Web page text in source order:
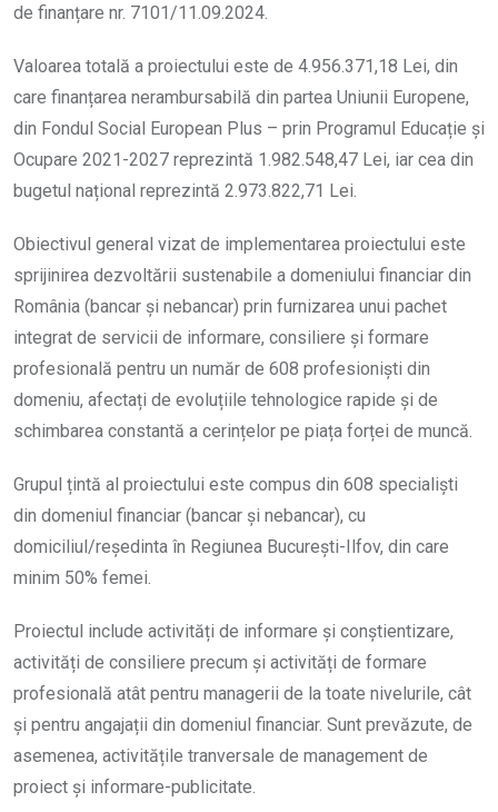
de finanțare nr. 7101/11.09.2024.
Valoarea totală a proiectului este de 4.956.371,18 Lei, din
care finanțarea nerambursabilă din partea Uniunii Europene,
din Fondul Social European Plus – prin Programul Educație și
Ocupare 2021-2027 reprezintă 1.982.548,47 Lei, iar cea din
bugetul național reprezintă 2.973.822,71 Lei.
Obiectivul general vizat de implementarea proiectului este
sprijinirea dezvoltării sustenabile a domeniului financiar din
România (bancar și nebancar) prin furnizarea unui pachet
integrat de servicii de informare, consiliere și formare
profesională pentru un număr de 608 profesioniști din
domeniu, afectați de evoluțiile tehnologice rapide și de
schimbarea constantă a cerințelor pe piața forței de muncă.
Grupul țintă al proiectului este compus din 608 specialiști
din domeniul financiar (bancar și nebancar), cu
domiciliul/reședinta în Regiunea București-Ilfov, din care
minim 50% femei.
Proiectul include activități de informare și conștientizare,
activități de consiliere precum și activități de formare
profesională atât pentru managerii de la toate nivelurile, cât
și pentru angajații din domeniul financiar. Sunt prevăzute, de
asemenea, activitățile tranversale de management de
proiect și informare-publicitate.